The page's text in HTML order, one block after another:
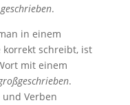
.
in einem
korrekt schreibt, ist
mit einem
.
Verben